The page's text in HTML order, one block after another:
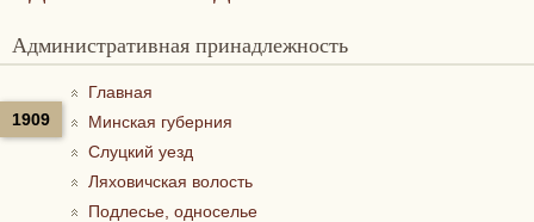
Административная принадлежность
1909
Главная
Минская губерния
Слуцкий уезд
Ляховичская волость
Подлесье, односелье